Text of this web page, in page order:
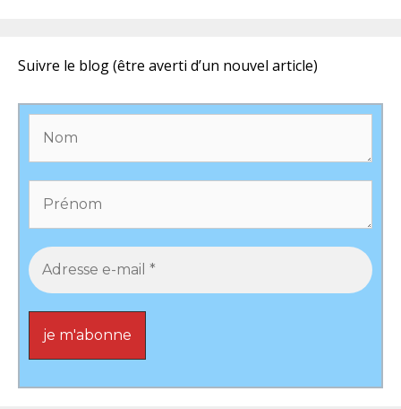
Suivre le blog (être averti d’un nouvel article)